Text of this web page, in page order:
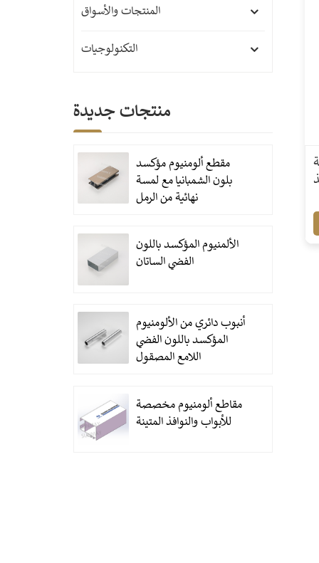
المنتجات والأسواق
التكنولوجيات
منتجات جديدة
مقطع ألومنيوم مؤكسد
بلون الشمبانيا مع لمسة
نهائية من الرمل
الألمنيوم المؤكسد باللون
الفضي الساتان
أنبوب دائري من الألومنيوم
المؤكسد باللون الفضي
اللامع المصقول
مقاطع ألومنيوم مخصصة
للأبواب والنوافذ المتينة